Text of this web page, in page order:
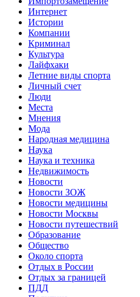
Интернет
Истории
Компании
Криминал
Культура
Лайфхаки
Летние виды спорта
Личный счет
Люди
Места
Мнения
Мода
Народная медицина
Наука
Наука и техника
Недвижимость
Новости
Новости ЗОЖ
Новости медицины
Новости Москвы
Новости путешествий
Образование
Общество
Около спорта
Отдых в России
Отдых за границей
ПДД